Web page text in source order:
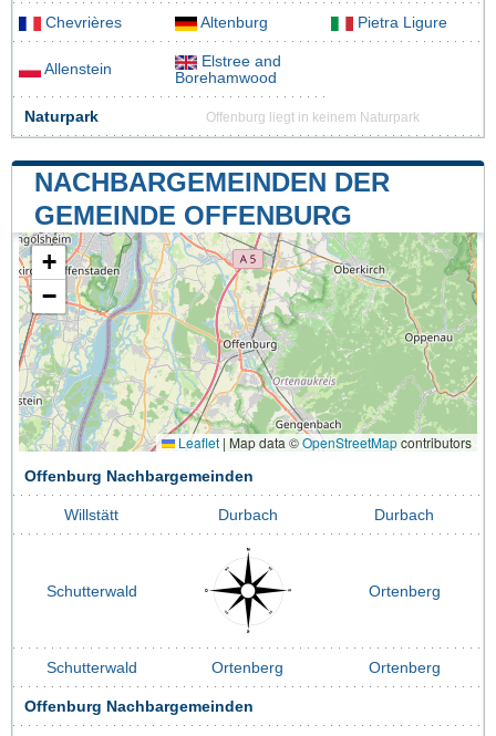
Chevrières Altenburg Pietra Ligure
Allenstein
Elstree and
Borehamwood
Naturpark Offenburg liegt in keinem Naturpark
NACHBARGEMEINDEN DER
GEMEINDE OFFENBURG
+
−
Leaflet | Map data ©OpenStreetMapcontributors
Offenburg Nachbargemeinden
Willstätt Durbach Durbach
Schutterwald Ortenberg
Schutterwald Ortenberg Ortenberg
Offenburg Nachbargemeinden